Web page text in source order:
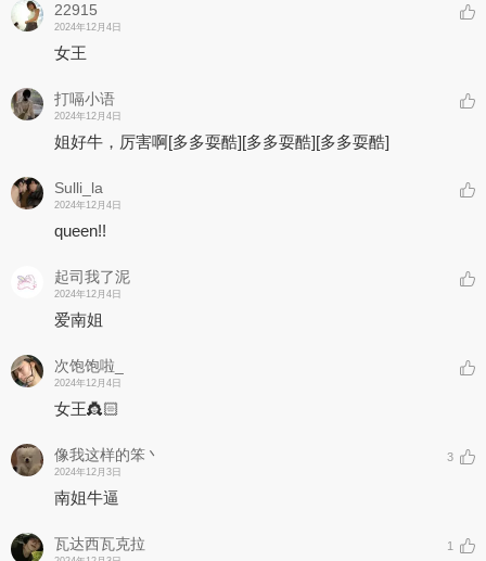
22915
2024年12月4日
女王
打嗝小语
2024年12月4日
姐好牛，厉害啊[多多耍酷][多多耍酷][多多耍酷]
Sulli_la
2024年12月4日
queen!!
起司我了泥
2024年12月4日
爱南姐
次饱饱啦_
2024年12月4日
女王👸🏻
像我这样的笨丶
2024年12月3日
3
南姐牛逼
瓦达西瓦克拉 1